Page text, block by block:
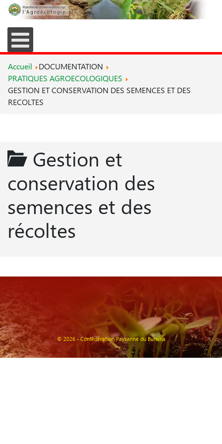
Accueil
DOCUMENTATION
PRATIQUES AGROECOLOGIQUES
GESTION ET CONSERVATION DES SEMENCES ET DES
RECOLTES
Gestion et
conservation des
semences et des
récoltes
© 2026 - Confédération Paysanne du Burkina